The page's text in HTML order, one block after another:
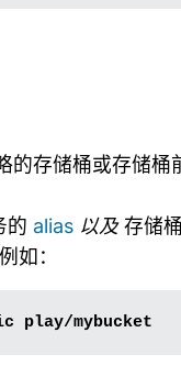
的存储桶或存储桶
的 alias 以及存储
如：